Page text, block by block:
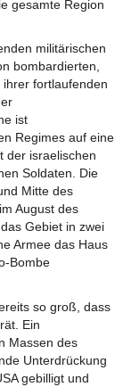
gesamte Region
militärischen
bombardierten,
fortlaufenden
ist
Regimes auf eine
der israelischen
Soldaten. Die
Mitte des
August des
Gebiet in zwei
Armee das Haus
Bombe
so groß, dass
Ein
Massen des
Unterdrückung
gebilligt und